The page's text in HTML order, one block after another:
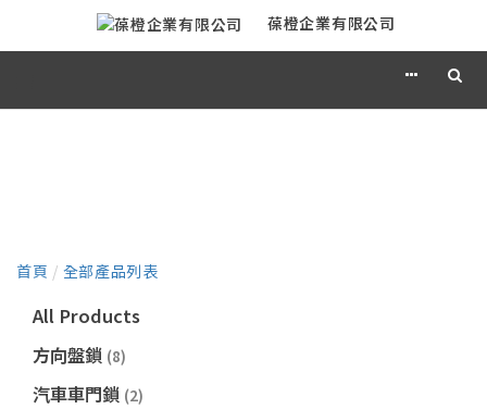
葆橙企業有限公司
首頁 / 全部產品列表
All Products
方向盤鎖 (8)
汽車車門鎖 (2)